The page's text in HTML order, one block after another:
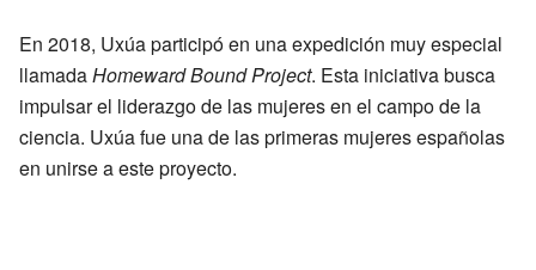
En 2018, Uxúa participó en una expedición muy especial
llamadaHomeward Bound Project. Esta iniciativa busca
impulsar el liderazgo de las mujeres en el campo de la
ciencia. Uxúa fue una de las primeras mujeres españolas
en unirse a este proyecto.